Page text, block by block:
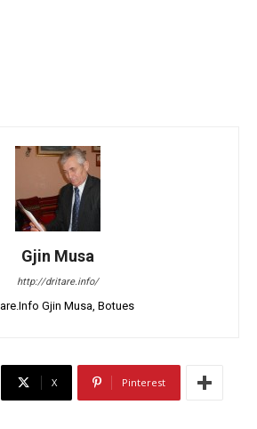
Gjin Musa
http://dritare.info/
Gjin Musa, Botues
X Pinterest